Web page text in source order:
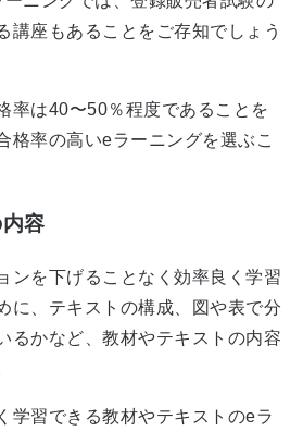
講座もあることをご存知でしょう
率は40〜50％程度であることを
格率の高いeラーニングを選ぶこ
容
ンを下げることなく効率良く学習
に、テキストの構成、図や表で分
るかなど、教材やテキストの内容
学習できる教材やテキストのeラ